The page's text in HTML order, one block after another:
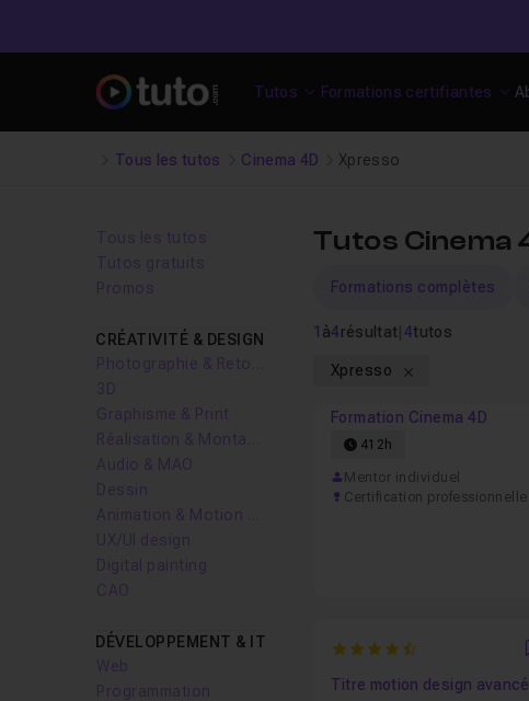
Tutos Formations certifiantes
Tous les tutos Cinema 4D Xpresso
Tous les tutos
Tutos gratuits
Promos
CRÉATIVITÉ & DESIGN
3D
Graphisme & Print
Audio & MAO
Dessin
UX/UI design
Digital painting
CAO
DÉVELOPPEMENT & IT
Web
Programmation
Tutos Cinema
Formations complètes
1 à4résultat 4tutos
Xpresso
Formation Cinema 4D
412h
Mentor individuel
Certification professionnelle
4.9375
Titre motion design avancé